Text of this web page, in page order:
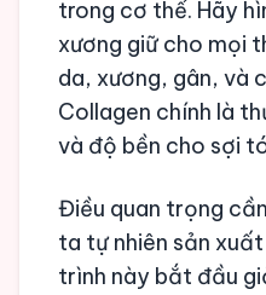
trong cơ thể. Hãy
xương giữ cho mọi
da, xương, gân, và
Collagen chính là
và độ bền cho sợi
Điều quan trọng
ta tự nhiên sản
trình này bắt đầu